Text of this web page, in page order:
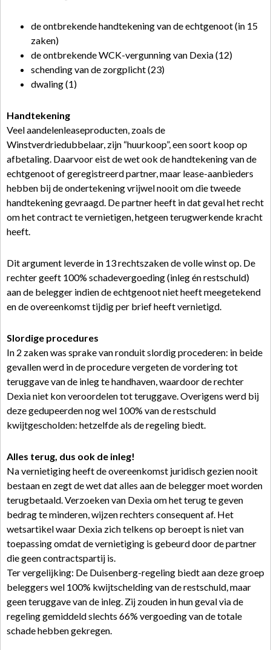
de ontbrekende handtekening van de echtgenoot (in 15
zaken)
de ontbrekende WCK-vergunning van Dexia (12)
schending van de zorgplicht (23)
dwaling (1)
Handtekening
Veel aandelenleaseproducten, zoals de
Winstverdriedubbelaar, zijn “huurkoop”, een soort koop op
afbetaling. Daarvoor eist de wet ook de handtekening van de
echtgenoot of geregistreerd partner, maar lease-aanbieders
hebben bij de ondertekening vrijwel nooit om die tweede
handtekening gevraagd. De partner heeft in dat geval het recht
om het contract te vernietigen, hetgeen terugwerkende kracht
heeft.
Dit argument leverde in 13 rechtszaken de volle winst op. De
rechter geeft 100% schadevergoeding (inleg én restschuld)
aan de belegger indien de echtgenoot niet heeft meegetekend
en de overeenkomst tijdig per brief heeft vernietigd.
Slordige procedures
In 2 zaken was sprake van ronduit slordig procederen: in beide
gevallen werd in de procedure vergeten de vordering tot
teruggave van de inleg te handhaven, waardoor de rechter
Dexia niet kon veroordelen tot teruggave. Overigens werd bij
deze gedupeerden nog wel 100% van de restschuld
kwijtgescholden: hetzelfde als de regeling biedt.
Alles terug, dus ook de inleg!
Na vernietiging heeft de overeenkomst juridisch gezien nooit
bestaan en zegt de wet dat alles aan de belegger moet worden
terugbetaald. Verzoeken van Dexia om het terug te geven
bedrag te minderen, wijzen rechters consequent af. Het
wetsartikel waar Dexia zich telkens op beroept is niet van
toepassing omdat de vernietiging is gebeurd door de partner
die geen contractspartij is.
Ter vergelijking: De Duisenberg-regeling biedt aan deze groep
beleggers wel 100% kwijtschelding van de restschuld, maar
geen teruggave van de inleg. Zij zouden in hun geval via de
regeling gemiddeld slechts 66% vergoeding van de totale
schade hebben gekregen.